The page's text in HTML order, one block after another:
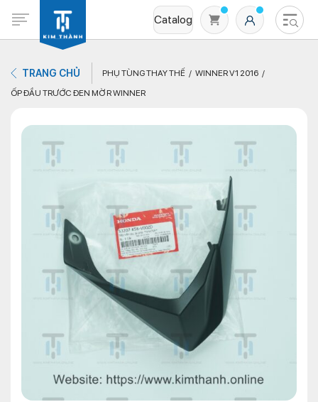
Catalog
Không có sản phẩm nào trong giỏ hàng
TRANG CHỦ PHỤ TÙNG THAY THẾ
WINNER V1 2016
ỐP ĐẦU TRƯỚC ĐEN MỜ R WINNER